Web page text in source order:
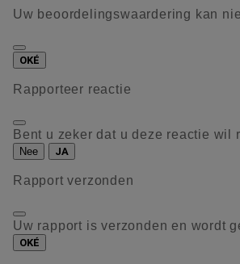
Uw beoordelingswaardering kan
OKÉ
Rapporteer reactie
Bent u zeker dat u deze reactie wil
Nee JA
Rapport verzonden
Uw rapport is verzonden en wordt
OKÉ